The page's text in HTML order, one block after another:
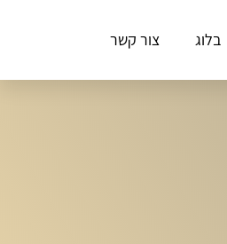
בלוג צור קשר